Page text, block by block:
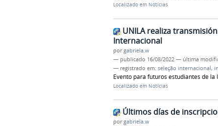
Localizado em Notícias
UNILA realiza
Internacional
porgabriela.w
— publicado 16/08/2022 — última
— registrado em: seleção internacional,
Evento para futuros estudiantes de la
Localizado em Notícias
Últimos días de
porgabriela.w